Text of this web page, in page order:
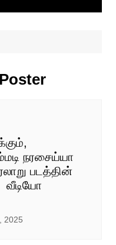
நரசைய்யா
படத்தின்
வீடியோ
2025